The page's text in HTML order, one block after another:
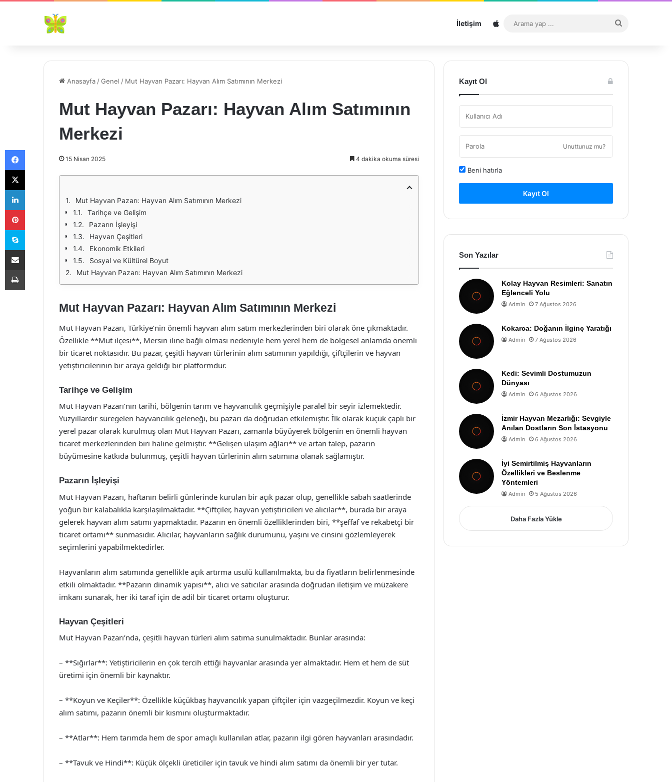
İletişim Sitemap
...
Anasayfa /Genel / Mut Hayvan Pazarı: Hayvan Alım Satımının Merkezi
Mut Hayvan Pazarı: Hayvan Alım Satımının
Merkezi
15 Nisan 2025 4 dakika okuma süresi
Mut Hayvan Pazarı: Hayvan Alım Satımının Merkezi
Tarihçe ve Gelişim
Pazarın İşleyişi
Hayvan Çeşitleri
Ekonomik Etkileri
Sosyal ve Kültürel Boyut
Mut Hayvan Pazarı: Hayvan Alım Satımının Merkezi
Mut Hayvan Pazarı: Hayvan Alım Satımının Merkezi
Mut Hayvan Pazarı, Türkiye’nin önemli hayvan alım satım merkezlerinden biri olarak öne çıkmaktadır.
Özellikle **Mut ilçesi**, Mersin iline bağlı olması nedeniyle hem yerel hem de bölgesel anlamda önemli
bir ticaret noktasıdır. Bu pazar, çeşitli hayvan türlerinin alım satımının yapıldığı, çiftçilerin ve hayvan
yetiştiricilerinin bir araya geldiği bir platformdur.
Tarihçe ve Gelişim
Mut Hayvan Pazarı’nın tarihi, bölgenin tarım ve hayvancılık geçmişiyle paralel bir seyir izlemektedir.
Yüzyıllardır süregelen hayvancılık geleneği, bu pazarı da doğrudan etkilemiştir. İlk olarak küçük çaplı bir
yerel pazar olarak kurulmuş olan Mut Hayvan Pazarı, zamanla büyüyerek bölgenin en önemli hayvan
ticaret merkezlerinden biri haline gelmiştir. **Gelişen ulaşım ağları** ve artan talep, pazarın
büyümesine katkıda bulunmuş, çeşitli hayvan türlerinin alım satımına olanak sağlamıştır.
Pazarın İşleyişi
Mut Hayvan Pazarı, haftanın belirli günlerinde kurulan bir açık pazar olup, genellikle sabah saatlerinde
yoğun bir kalabalıkla karşılaşılmaktadır. **Çiftçiler, hayvan yetiştiricileri ve alıcılar**, burada bir araya
gelerek hayvan alım satımı yapmaktadır. Pazarın en önemli özelliklerinden biri, **şeffaf ve rekabetçi bir
ticaret ortamı** sunmasıdır. Alıcılar, hayvanların sağlık durumunu, yaşını ve cinsini gözlemleyerek
seçimlerini yapabilmektedirler.
Hayvanların alım satımında genellikle açık artırma usulü kullanılmakta, bu da fiyatların belirlenmesinde
etkili olmaktadır. **Pazarın dinamik yapısı**, alıcı ve satıcılar arasında doğrudan iletişim ve müzakere
imkanı sunarak, her iki taraf için de adil bir ticaret ortamı oluşturur.
Hayvan Çeşitleri
Mut Hayvan Pazarı’nda, çeşitli hayvan türleri alım satıma sunulmaktadır. Bunlar arasında:
– **Sığırlar**: Yetiştiricilerin en çok tercih ettiği hayvanlar arasında yer almaktadır. Hem et hem de süt
üretimi için önemli bir kaynaktır.
– **Koyun ve Keçiler**: Özellikle küçükbaş hayvancılık yapan çiftçiler için vazgeçilmezdir. Koyun ve keçi
alım satımı, pazarın önemli bir kısmını oluşturmaktadır.
– **Atlar**: Hem tarımda hem de spor amaçlı kullanılan atlar, pazarın ilgi gören hayvanları arasındadır.
– **Tavuk ve Hindi**: Küçük ölçekli üreticiler için tavuk ve hindi alım satımı da önemli bir yer tutar.
Kayıt Ol
Unuttunuz mu?
Beni hatırla
Kayıt Ol
Son Yazılar
Kolay Hayvan Resimleri: Sanatın
Eğlenceli Yolu
Admin 7 Ağustos 2026
Kokarca: Doğanın İlginç Yaratığı
Admin 7 Ağustos 2026
Kedi: Sevimli Dostumuzun
Dünyası
Admin 6 Ağustos 2026
İzmir Hayvan Mezarlığı: Sevgiyle
Anılan Dostların Son İstasyonu
Admin 6 Ağustos 2026
İyi Semirtilmiş Hayvanların
Özellikleri ve Beslenme
Yöntemleri
Admin 5 Ağustos 2026
Daha Fazla Yükle
Facebook
X
LinkedIn
Pinterest
Skype
E-Posta ile paylaş